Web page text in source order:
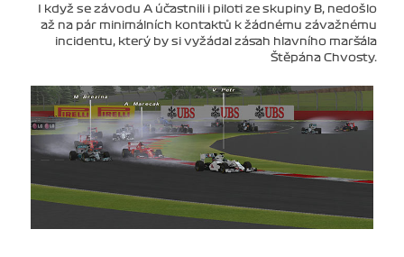
I když se závodu A účastnili i piloti ze skupiny B, nedošlo
až na pár minimálních kontaktů k žádnému závažnému
incidentu, který by si vyžádal zásah hlavního maršála
Štěpána Chvosty.